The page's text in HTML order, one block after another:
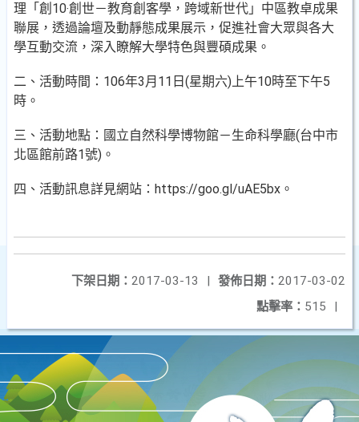
理「創10‧創世－教育創客學，跨域新世代」中區教卓成果
聯展，透過論壇及動靜態成果展示，促進社會大眾與各大
學互動交流，深入瞭解大學特色與豐碩成果。
二、活動時間：106年3月11日(星期六)上午10時至下午5
時。
三、活動地點：國立自然科學博物館－生命科學廳(台中市
北區館前路1號)。
四、活動訊息詳見網站：https://goo.gl/uAE5bx。
發佈日期： 2017-03-02
下架日期： 2017-03-13
|
點擊率： 515 |